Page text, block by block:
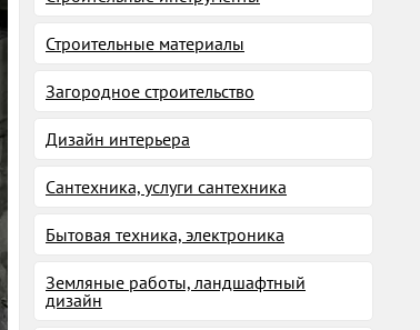
Строительные материалы
Загородное строительство
Дизайн интерьера
Сантехника, услуги сантехника
Бытовая техника, электроника
Земляные работы, ландшафтный
дизайн